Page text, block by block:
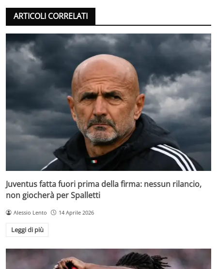
ARTICOLI CORRELATI
Juventus fatta fuori prima della firma: nessun rilancio,
non giocherà per Spalletti
Alessio Lento 14 Aprile 2026
Leggi di più